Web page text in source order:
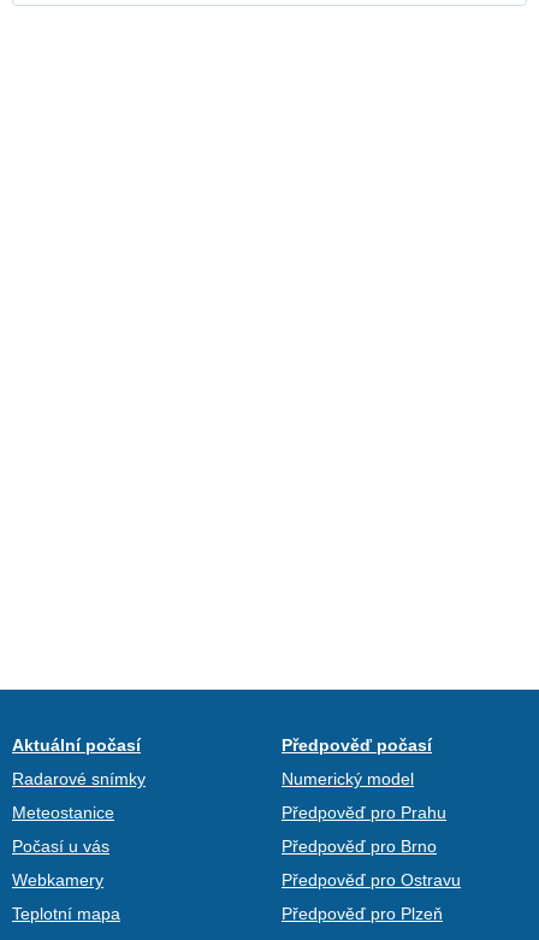
Aktuální počasí
Radarové snímky
Meteostanice
Počasí u vás
Webkamery
Teplotní mapa
Předpověď počasí
Numerický model
Předpověď pro Prahu
Předpověď pro Brno
Předpověď pro Ostravu
Předpověď pro Plzeň